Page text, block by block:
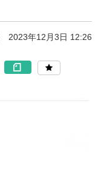
2023年12月3日 12:26